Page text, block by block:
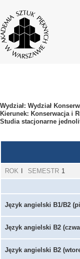
Wydział: Wydział
Kierunek: Konserwacja i
Studia stacjonarne
ROK SEMESTR 1
Język angielski B1/B2
Język angielski B2
Język angielski B2